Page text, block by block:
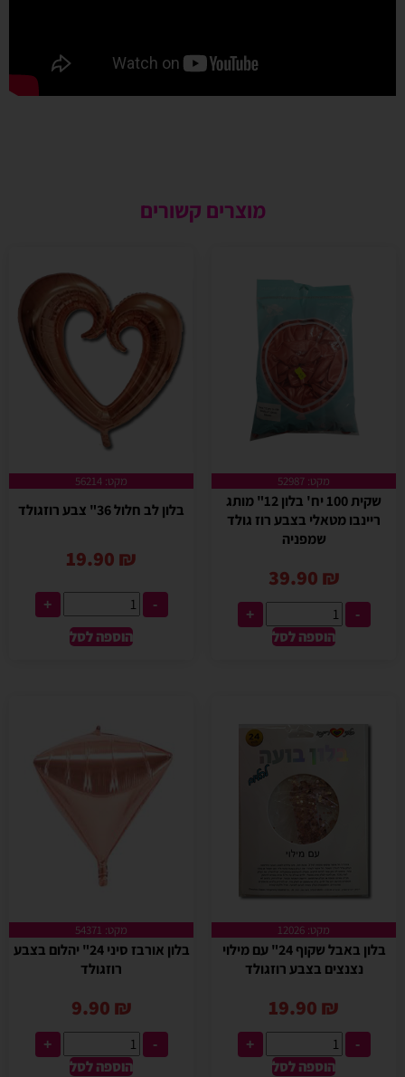
מוצרים קשורים
מקט: 52987
שקית 100 יח' בלון 12" מותג
ריינבו מטאלי בצבע רוז גולד
שמפניה
39.90 ₪
-
+
הוספה לסל
מקט: 56214
בלון לב חלול 36" צבע רוזגולד
19.90 ₪
-
+
הוספה לסל
מקט: 12026
בלון באבל שקוף 24" עם מילוי
נצנצים בצבע רוזגולד
19.90 ₪
-
+
הוספה לסל
מקט: 54371
בלון אורבז סיני 24" יהלום בצבע
רוזגולד
9.90 ₪
-
+
הוספה לסל